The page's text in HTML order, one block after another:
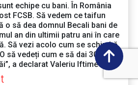
echipe cu bani. În România
FCSB. Să vedem ce taifun
o să dea domnul Becali bani de
an din ultimii patru ani în care
Să vezi acolo cum se schimbă
să vedeți cum e să dai 30.000
a declarat Valeriu Iftime